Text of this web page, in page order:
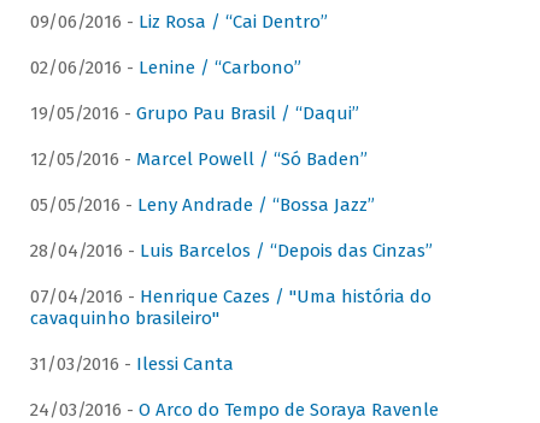
09/06/2016 - Liz Rosa / “Cai Dentro”
02/06/2016 - Lenine / “Carbono”
19/05/2016 - Grupo Pau Brasil / “Daqui”
12/05/2016 - Marcel Powell / “Só Baden”
05/05/2016 - Leny Andrade / “Bossa Jazz”
28/04/2016 - Luis Barcelos / “Depois das Cinzas”
07/04/2016 - Henrique Cazes / "Uma história do
cavaquinho brasileiro"
31/03/2016 - Ilessi Canta
24/03/2016 - O Arco do Tempo de Soraya Ravenle